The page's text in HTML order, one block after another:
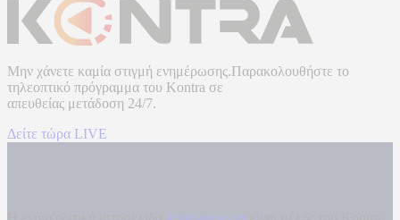
Μην χάνετε καμία στιγμή ενημέρωσης.Παρακολουθήστε το
τηλεοπτικό πρόγραμμα του Kontra σε
απευθείας μετάδοση 24/7.
Δείτε τώρα LIVE